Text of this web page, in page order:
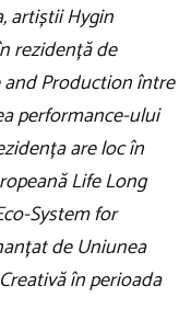
artiștii Hygin
rezidență de
and Production între
performance-ului
are loc în
Life Long
System for
de Uniunea
în perioada